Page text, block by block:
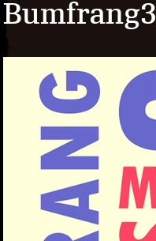
Bumfrang3